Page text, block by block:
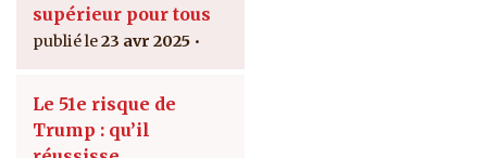
supérieur pour tous
23 avr 2025
Le 51e risque de
Trump : qu’il